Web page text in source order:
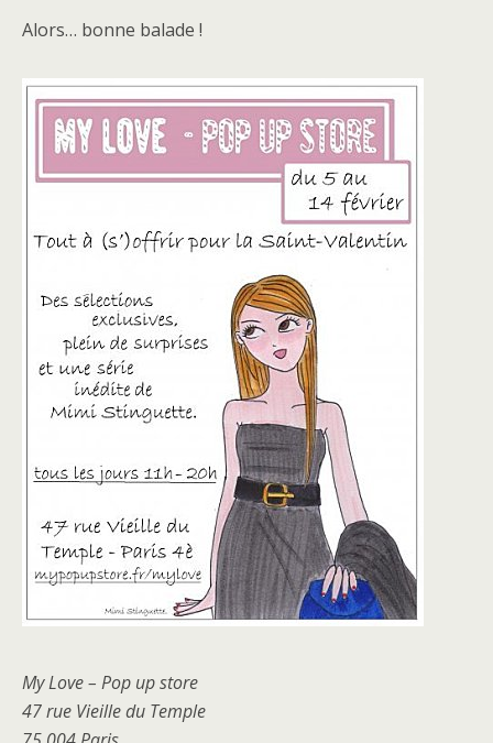
Alors… bonne balade !
My Love – Pop up store
47 rue Vieille du Temple